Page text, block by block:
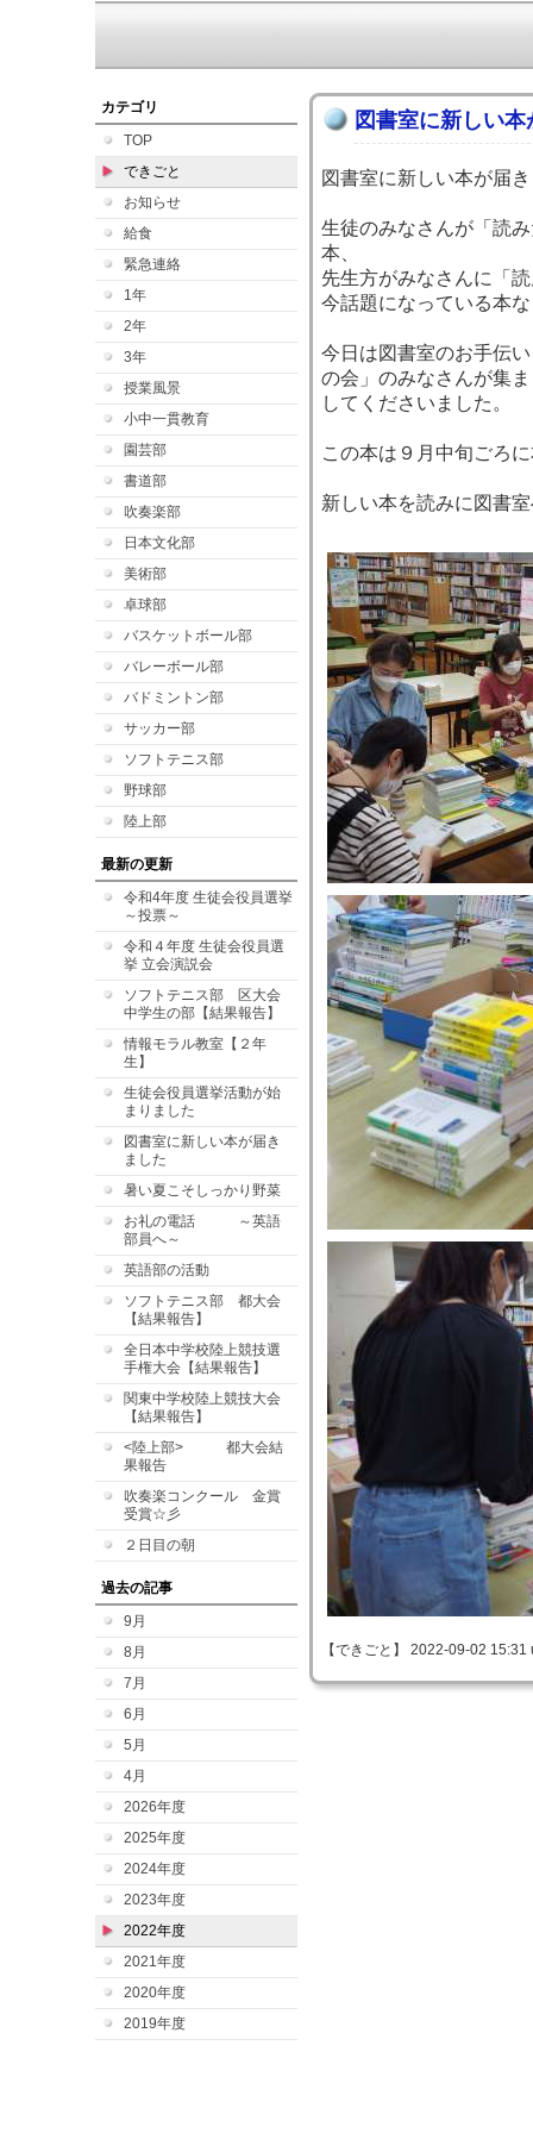
カテゴリ
TOP
できごと
お知らせ
給食
緊急連絡
1年
2年
3年
授業風景
小中一貫教育
園芸部
書道部
吹奏楽部
日本文化部
美術部
卓球部
バスケットボール部
バレーボール部
バドミントン部
サッカー部
ソフトテニス部
野球部
陸上部
最新の更新
令和4年度 生徒会役員選挙
～投票～
令和４年度 生徒会役員選
挙 立会演説会
ソフトテニス部 区大会
中学生の部【結果報告】
情報モラル教室【２年
生】
生徒会役員選挙活動が始
まりました
図書室に新しい本が届き
ました
暑い夏こそしっかり野菜
お礼の電話 ～英語
部員へ～
英語部の活動
ソフトテニス部 都大会
【結果報告】
全日本中学校陸上競技選
手権大会【結果報告】
関東中学校陸上競技大会
【結果報告】
<陸上部> 都大会結
果報告
吹奏楽コンクール 金賞
受賞☆彡
２日目の朝
過去の記事
9月
8月
7月
6月
5月
4月
2026年度
2025年度
2024年度
2023年度
2022年度
2021年度
2020年度
2019年度
図書室に新しい
図書室に新しい本が届
生徒のみなさんが「読
本、
先生方がみなさんに「
今話題になっている本
今日は図書室のお手伝
の会」のみなさんが集
してくださいました。
この本は９月中旬ごろ
新しい本を読みに図書
【できごと】 2022-09-02